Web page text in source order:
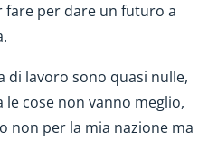
fare per dare un futuro a
di lavoro sono quasi nulle,
cose non vanno meglio,
non per la mia nazione ma